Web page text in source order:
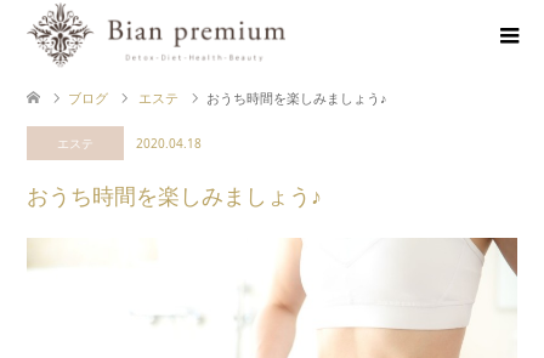
ブログ エステ おうち時間を楽しみましょう♪
エステ 2020.04.18
おうち時間を楽しみましょう♪